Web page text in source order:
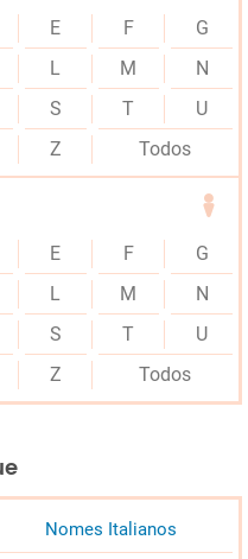
E F
G
L M
N
S T
U
Z Todos
E F
G
L M
N
S T
U
Z Todos
Nomes Italianos